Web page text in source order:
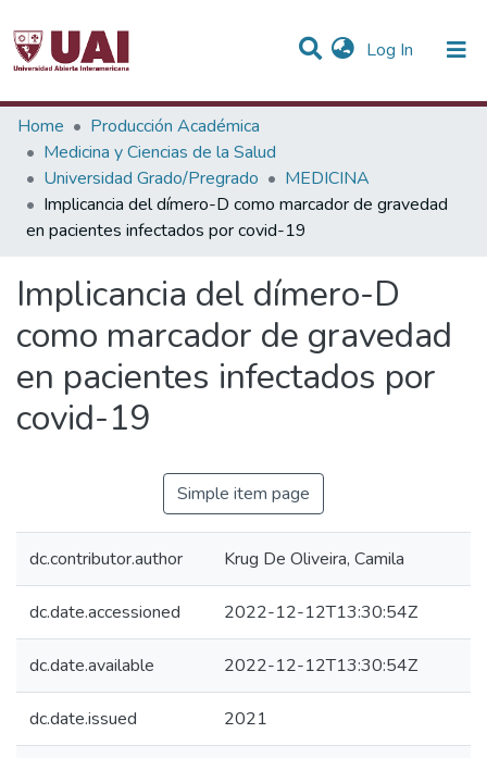
Log In (current)
Statistics
Communities & Collections
All of DSpace
Home
Producción Académica
Medicina y Ciencias de la Salud
Universidad Grado/Pregrado
MEDICINA
Implicancia del dímero-D como marcador de gravedad
en pacientes infectados por covid-19
Implicancia del dímero-D
como marcador de gravedad
en pacientes infectados por
covid-19
Simple item page
dc.contributor.author Krug De Oliveira, Camila
dc.date.accessioned 2022-12-12T13:30:54Z
dc.date.available 2022-12-12T13:30:54Z
dc.date.issued 2021